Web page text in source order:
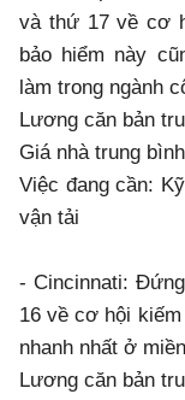
và thứ 17 về cơ
bảo hiểm này
làm trong ngành
Lương căn bản
Giá nhà trung
Việc đang cần:
vận tải
- Cincinnati:
16 về cơ hội
nhanh nhất ở
Lương căn bản